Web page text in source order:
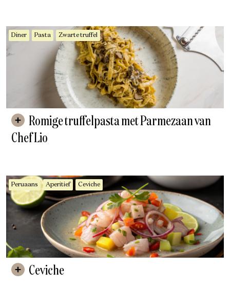
Diner Pasta Zwarte truffel
Chef Lio
Peruaans Aperitief Ceviche
Ceviche